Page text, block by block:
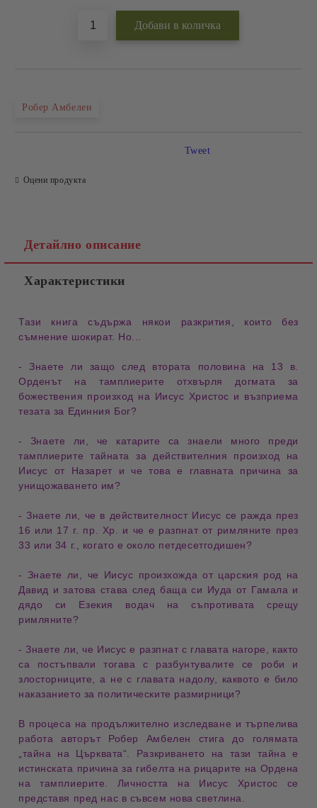
Робер Амбелен
Оцени продукта
Tweet
Детайлно описание
Характеристики
Тази книга съдържа някои разкрития , които без
съмнение шокират. Но...
- Знаете ли защо след втората половина на 13 в.
Орденът на тамплиерите отхвърля догмата за
божествения произход на Иисус Христос и възприема
тезата за Единния Бог?
- Знаете ли
, че катарите са знаели много преди
тамплиерите тайната за действителния произход
на
Иисус от Назарет и че това е главната причина за
унищожаването им?
- Знаете ли , че в действителност Иисус се ражда през
16 или 17 г. пр. Хр.
и че е разпнат от римляните през
33 или 34 г., когато е около петдесетгодишен?
- Знаете ли , че Иисус произхожда от царския род
на
Давид и затова става след баща си Иуда от Гамала и
дядо си Езекия водач на съпротивата
срещу
римляните?
- Знаете ли , че Иисус е разпнат с главата нагоре
, както
са постъпвали тогава с разбунтувалите се роби и
злосторниците, а не с главата надолу, каквото е било
наказанието за политическите размирници?
В процеса на продължително изследване и търпелива
работа авторът Робер Амбелен стига до голямата
„тайна на Църквата“ . Разкриването на тази тайна е
истинската причина за гибелта на рицарите на Ордена
на тамплиерите. Личността на Иисус Христос се
представя пред нас в съвсем нова светлина